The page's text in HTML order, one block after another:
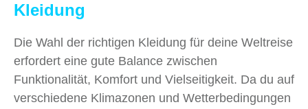
Kleidung
Die Wahl der richtigen Kleidung für deine Weltreise
erfordert eine gute Balance zwischen
Funktionalität, Komfort und Vielseitigkeit. Da du auf
verschiedene Klimazonen und Wetterbedingungen